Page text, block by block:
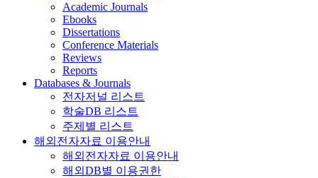
Academic Journals
Ebooks
Dissertations
Conference Materials
Reviews
Reports
Databases & Journals
전자저널 리스트
학술DB 리스트
주제별 리스트
해외전자자료 이용안내
해외전자자료 이용안내
해외DB별 이용권한